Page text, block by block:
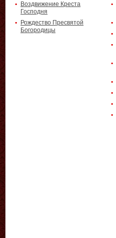
Воздвижение Креста
Господня
Рождество Пресвятой
Богородицы